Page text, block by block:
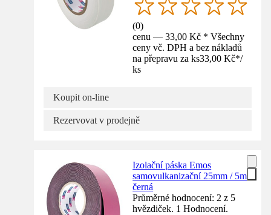
(0)
cenu — 33,00 Kč * Všechny
ceny vč. DPH a bez nákladů
na přepravu za ks33,00 Kč*/
ks
Koupit on-line
Rezervovat v prodejně
Izolační páska Emos
samovulkanizační 25mm / 5m
černá
Průměrné hodnocení: 2 z 5
hvězdiček. 1 Hodnocení.